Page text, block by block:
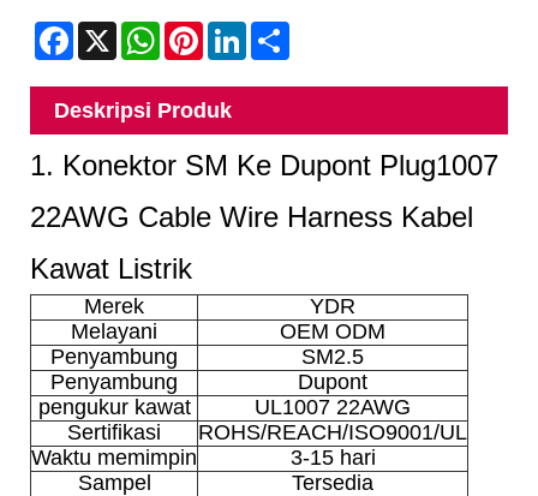
Facebook
X WhatsAppPinterestLinkedIn
Deskripsi Produk
1. Konektor SM Ke Dupont Plug1007
22AWG Cable Wire Harness Kabel
Kawat Listrik
Merek
YDR
Melayani
OEM ODM
Penyambung
SM2.5
Penyambung
Dupont
pengukur kawat
UL1007 22AWG
Sertifikasi
ROHS/REACH/ISO9001/UL
Waktu memimpin
3-15 hari
Sampel
Tersedia